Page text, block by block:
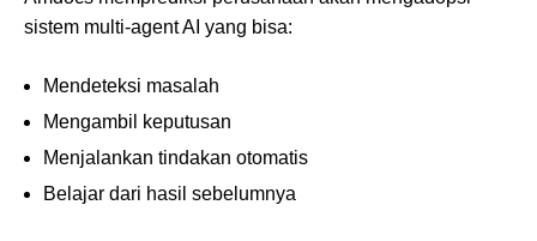
sistem multi-agent AI yang bisa:
Mendeteksi masalah
Mengambil keputusan
Menjalankan tindakan otomatis
Belajar dari hasil sebelumnya